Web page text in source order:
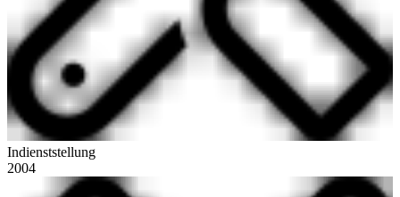
Indienststellung
2004